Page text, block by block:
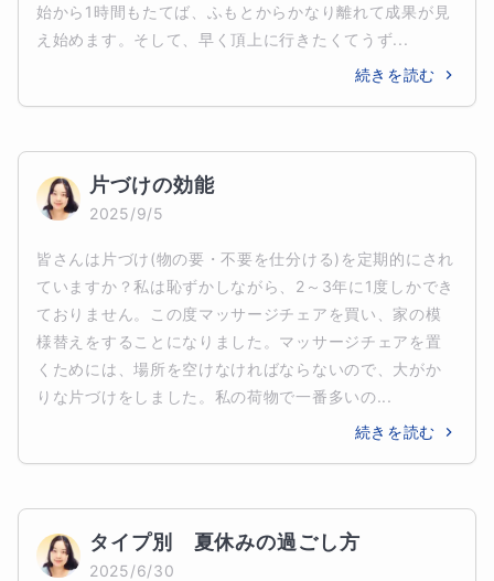
始から1時間もたてば、ふもとからかなり離れて成果が見
え始めます。そして、早く頂上に行きたくてうず...
続きを読む
片づけの効能
2025/9/5
皆さんは片づけ(物の要・不要を仕分ける)を定期的にされ
ていますか？私は恥ずかしながら、2～3年に1度しかでき
ておりません。この度マッサージチェアを買い、家の模
様替えをすることになりました。マッサージチェアを置
くためには、場所を空けなければならないので、大がか
りな片づけをしました。私の荷物で一番多いの...
続きを読む
タイプ別　夏休みの過ごし方
2025/6/30